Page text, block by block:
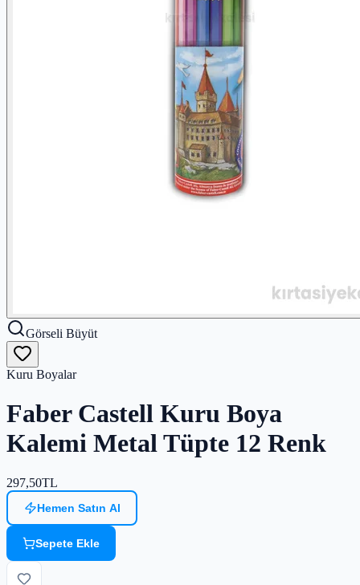
Görseli Büyüt
Kuru Boyalar
Faber Castell Kuru Boya
Kalemi Metal Tüpte 12 Renk
297,50TL
Hemen Satın Al
Sepete Ekle